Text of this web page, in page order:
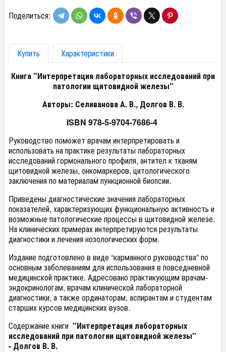
Поделиться:
Купить
Характеристики
Книга "Интерпретация лабораторных исследований при
патологии щитовидной железы"
Авторы: Селиванова А. В., Долгов В. В.
ISBN 978-5-9704-7686-4
Руководство поможет врачам интерпретировать и
использовать на практике результаты лабораторных
исследований гормонального профиля, антител к тканям
щитовидной железы, онкомаркеров, цитологического
заключения по материалам пункционной биопсии.
Приведены диагностические значения лабораторных
показателей, характеризующих функциональную активность и
возможные патологические процессы в щитовидной железе.
На клинических примерах интерпретируются результаты
диагностики и лечения нозологических форм.
Издание подготовлено в виде “карманного руководства” по
основным заболеваниям для использования в повседневной
медицинской практике. Адресовано практикующим врачам-
эндокринологам, врачам клинической лабораторной
диагностики, а также ординаторам, аспирантам и студентам
старших курсов медицинских вузов.
Содержание книги "Интерпретация лабораторных
исследований при патологии щитовидной железы"
- Долгов В. В.